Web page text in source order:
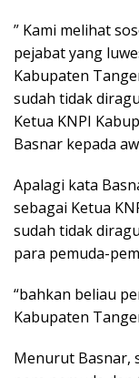
” Kami melihat
pejabat yang
Kabupaten
sudah tidak
Ketua KNPI
Basnar kepada
Apalagi kata
sebagai Ketua
sudah tidak
para pemuda-
“bahkan beliau
Kabupaten
Menurut Basnar,